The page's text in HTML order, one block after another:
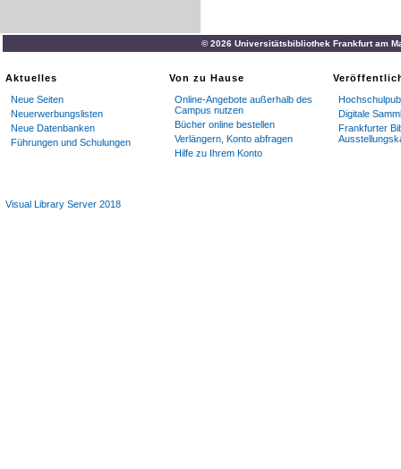
© 2026 Universitätsbibliothek Frankfurt am
Aktuelles
Neue Seiten
Neuerwerbungslisten
Neue Datenbanken
Führungen und Schulungen
Von zu Hause
Online-Angebote außerhalb des
Campus nutzen
Bücher online bestellen
Verlängern, Konto abfragen
Hilfe zu Ihrem Konto
Digitale
Frankfurter
Visual Library Server 2018